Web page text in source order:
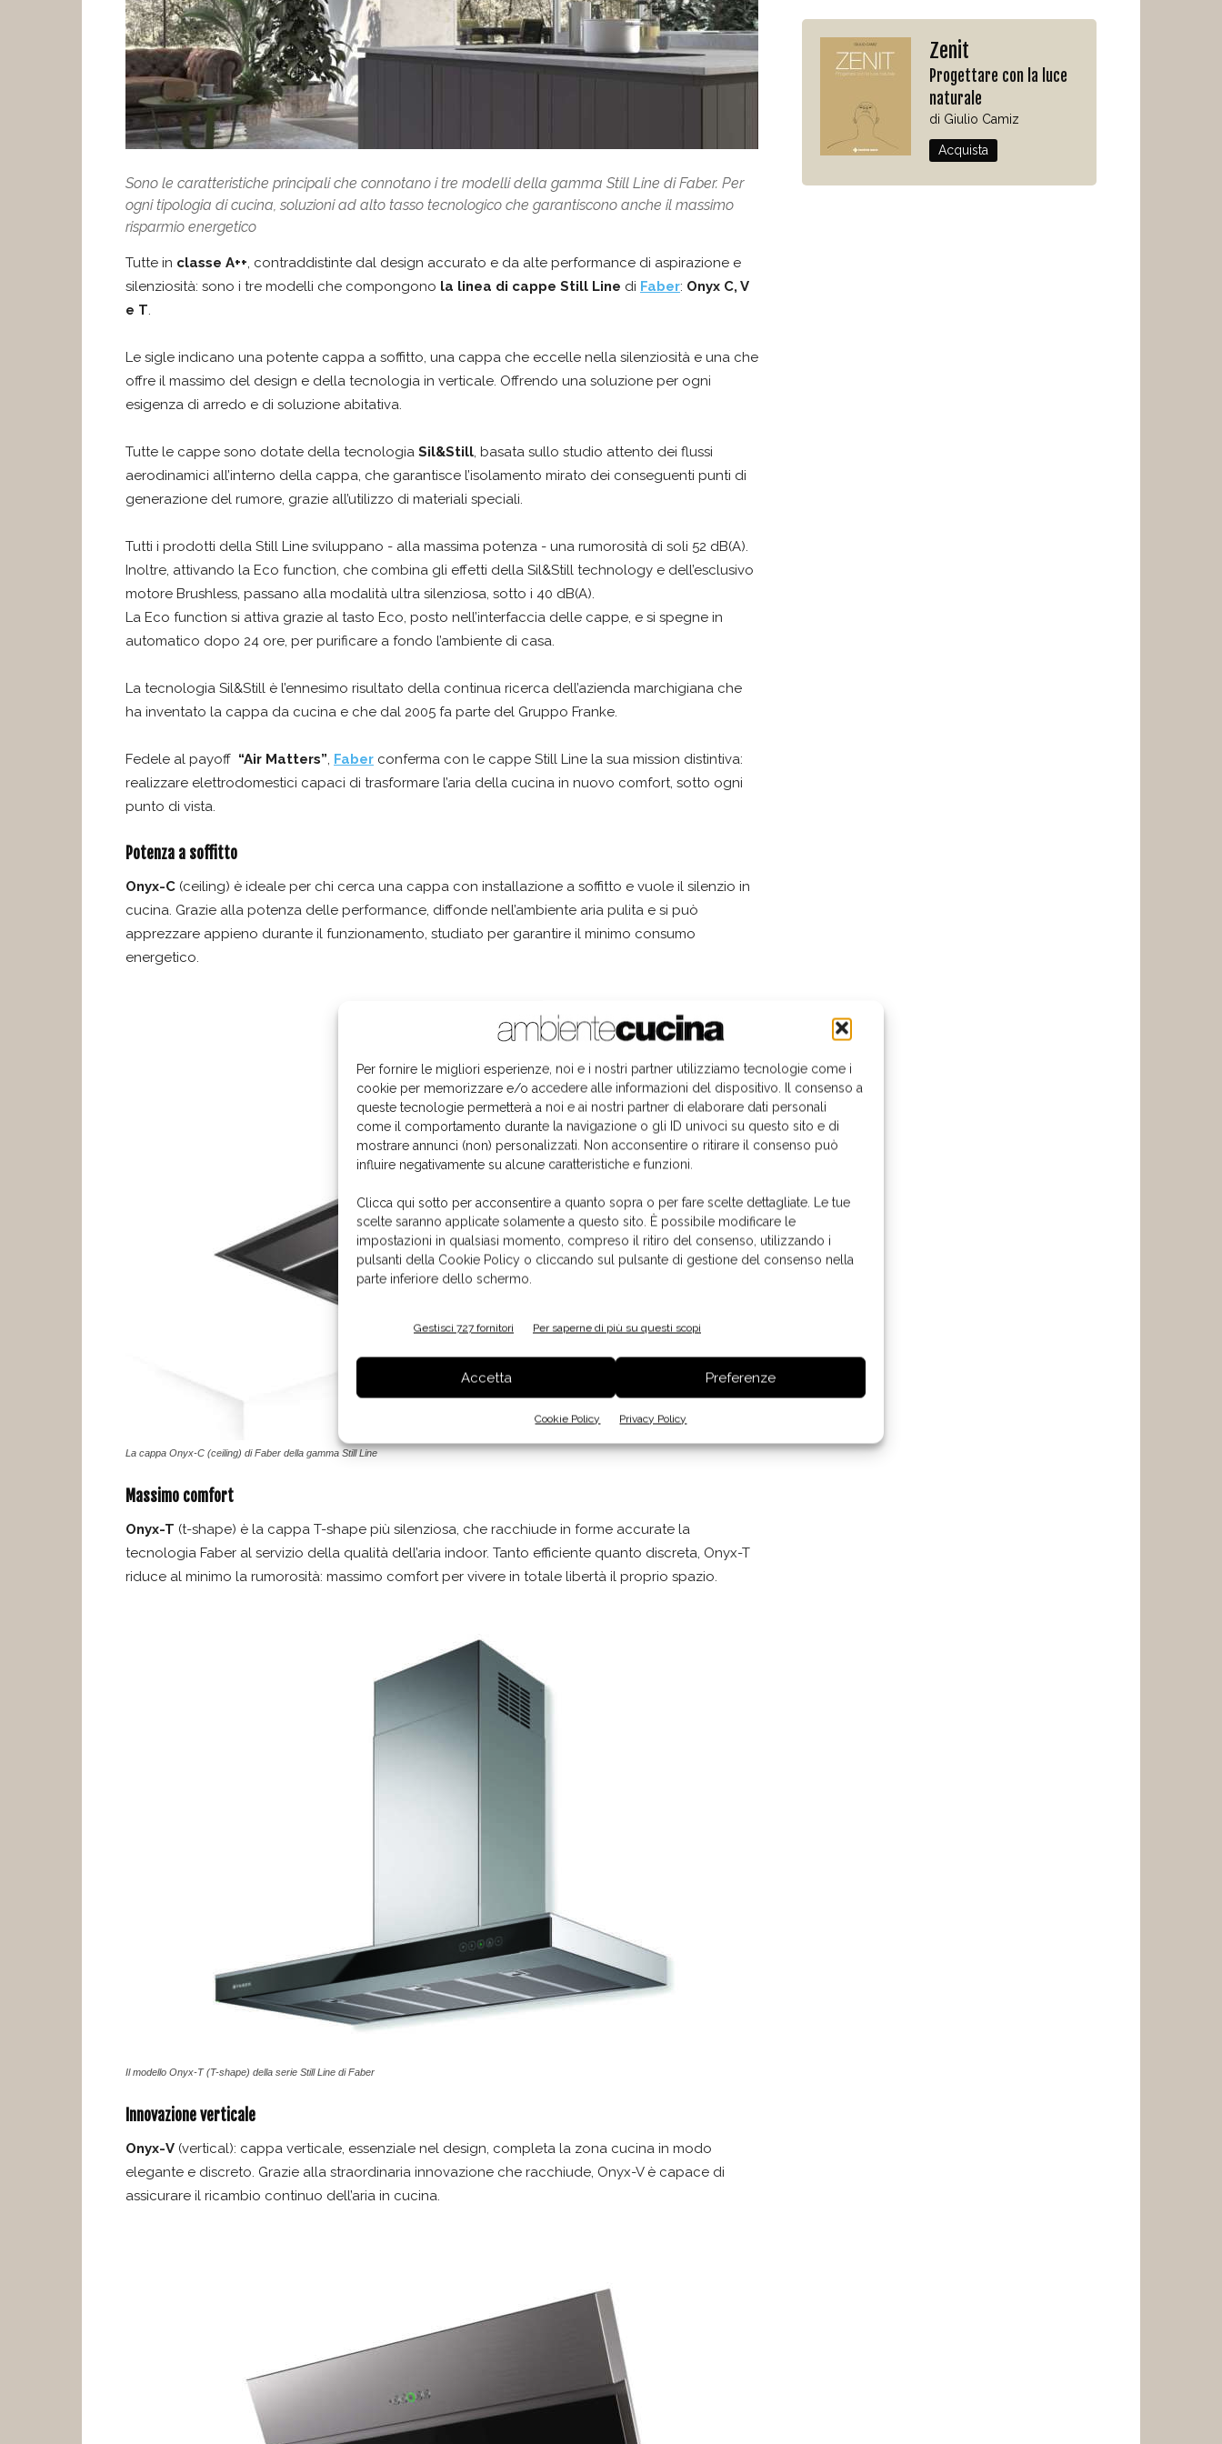
Per fornire le migliori esperienze, noi e i nostri partner utilizziamo tecnologie come i
cookie per memorizzare e/o accedere alle informazioni del dispositivo. Il consenso a
queste tecnologie permetterà a noi e ai nostri partner di elaborare dati personali
come il comportamento durante la navigazione o gli ID univoci su questo sito e di
mostrare annunci (non) personalizzati. Non acconsentire o ritirare il consenso può
influire negativamente su alcune caratteristiche e funzioni.
Clicca qui sotto per acconsentire a quanto sopra o per fare scelte dettagliate. Le tue
scelte saranno applicate solamente a questo sito. È possibile modificare le
impostazioni in qualsiasi momento, compreso il ritiro del consenso, utilizzando i
pulsanti della Cookie Policy o cliccando sul pulsante di gestione del consenso nella
parte inferiore dello schermo.
Gestisci 727 fornitori Per saperne di più su questi scopi
Accetta Preferenze
Cookie Policy Privacy Policy
Sono le caratteristiche principali che connotano i tre modelli della gamma Still Line di Faber. Per
ogni tipologia di cucina, soluzioni ad alto tasso tecnologico che garantiscono anche il massimo
risparmio energetico
Tutte in classe A++, contraddistinte dal design accurato e da alte performance di aspirazione e
silenziosità: sono i tre modelli che compongono la linea di cappe Still Line di Faber: Onyx C, V
e T.
Le sigle indicano una potente cappa a soffitto, una cappa che eccelle nella silenziosità e una che
offre il massimo del design e della tecnologia in verticale. Offrendo una soluzione per ogni
esigenza di arredo e di soluzione abitativa.
Tutte le cappe sono dotate della tecnologia Sil&Still, basata sullo studio attento dei flussi
aerodinamici all’interno della cappa, che garantisce l’isolamento mirato dei conseguenti punti di
generazione del rumore, grazie all’utilizzo di materiali speciali.
Tutti i prodotti della Still Line sviluppano - alla massima potenza - una rumorosità di soli 52 dB(A).
Inoltre, attivando la Eco function, che combina gli effetti della Sil&Still technology e dell’esclusivo
motore Brushless, passano alla modalità ultra silenziosa, sotto i 40 dB(A).
La Eco function si attiva grazie al tasto Eco, posto nell’interfaccia delle cappe, e si spegne in
automatico dopo 24 ore, per purificare a fondo l’ambiente di casa.
La tecnologia Sil&Still è l’ennesimo risultato della continua ricerca dell’azienda marchigiana che
ha inventato la cappa da cucina e che dal 2005 fa parte del Gruppo Franke.
Fedele al payoff “Air Matters”, Faber conferma con le cappe Still Line la sua mission distintiva:
realizzare elettrodomestici capaci di trasformare l’aria della cucina in nuovo comfort, sotto ogni
punto di vista.
Potenza a soffitto
Onyx-C (ceiling) è ideale per chi cerca una cappa con installazione a soffitto e vuole il silenzio in
cucina. Grazie alla potenza delle performance, diffonde nell’ambiente aria pulita e si può
apprezzare appieno durante il funzionamento, studiato per garantire il minimo consumo
energetico.
La cappa Onyx-C (ceiling) di Faber della gamma Still Line
Massimo comfort
Onyx-T (t-shape) è la cappa T-shape più silenziosa, che racchiude in forme accurate la
tecnologia Faber al servizio della qualità dell’aria indoor. Tanto efficiente quanto discreta, Onyx-T
riduce al minimo la rumorosità: massimo comfort per vivere in totale libertà il proprio spazio.
Il modello Onyx-T (T-shape) della serie Still Line di Faber
Innovazione verticale
Onyx-V (vertical): cappa verticale, essenziale nel design, completa la zona cucina in modo
elegante e discreto. Grazie alla straordinaria innovazione che racchiude, Onyx-V è capace di
assicurare il ricambio continuo dell’aria in cucina.
Zenit
Progettare con la luce
naturale
di Giulio Camiz
Acquista